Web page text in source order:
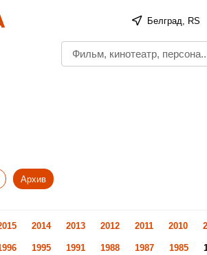
Белград, RS
Архив
2014 2013 2012 2011 2010
1995 1991 1988 1987 1985